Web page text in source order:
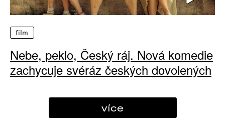
film
Nebe, peklo, Český ráj. Nová komedie
zachycuje svéráz českých dovolených
více